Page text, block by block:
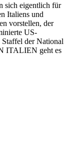
sich eigentlich für
Italiens und
vorstellen, der
US-
der National
ITALIEN geht es